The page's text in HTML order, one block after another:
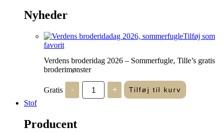
Nyheder
Tilføj som
favorit
Verdens broderidag 2026 – Sommerfugle, Tille’s gratis
broderimønster
Gratis -
Verdens
broderidag
2026
+ Tilføj til kurv
Stof
Producent